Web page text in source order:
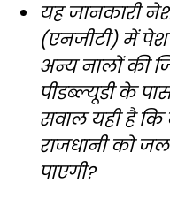
यह जानकारी
(एनजीटी) में पेश
अन्य नालों की
पीडब्ल्यूडी के
सवाल यही है कि
राजधानी को
पाएगी?